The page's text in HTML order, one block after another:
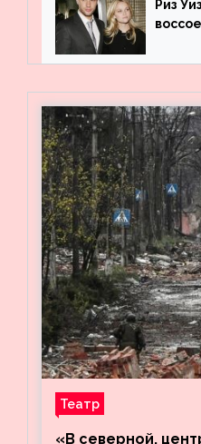
Риз
Театр
«В северной,